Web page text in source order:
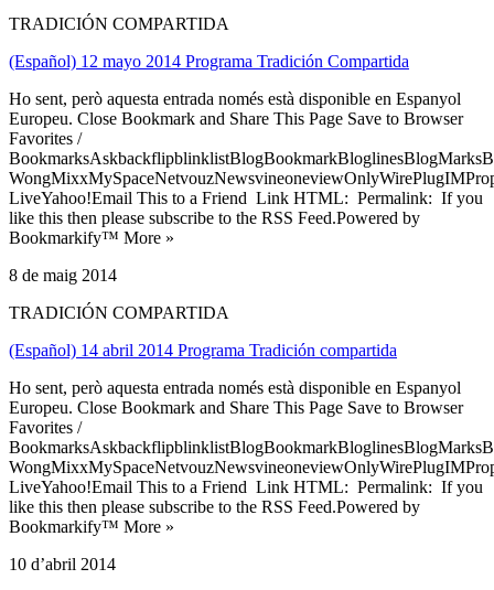
TRADICIÓN COMPARTIDA
(Español) 12 mayo 2014 Programa Tradición Compartida
Ho sent, però aquesta entrada només està disponible en Espanyol
Europeu. Close Bookmark and Share This Page Save to Browser
Favorites /
LiveYahoo!Email This to a Friend Link HTML: Permalink: If you
like this then please subscribe to the RSS Feed.Powered by
Bookmarkify™ More »
8 de maig 2014
TRADICIÓN COMPARTIDA
(Español) 14 abril 2014 Programa Tradición compartida
Ho sent, però aquesta entrada només està disponible en Espanyol
Europeu. Close Bookmark and Share This Page Save to Browser
Favorites /
LiveYahoo!Email This to a Friend Link HTML: Permalink: If you
like this then please subscribe to the RSS Feed.Powered by
Bookmarkify™ More »
10 d’abril 2014